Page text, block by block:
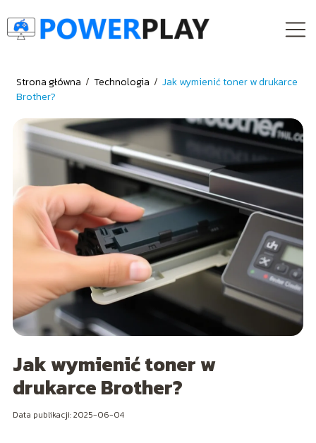
Strona główna / Technologia / Jak wymienić toner w drukarce
Brother?
Jak wymienić toner w
drukarce Brother?
Data publikacji: 2025-06-04